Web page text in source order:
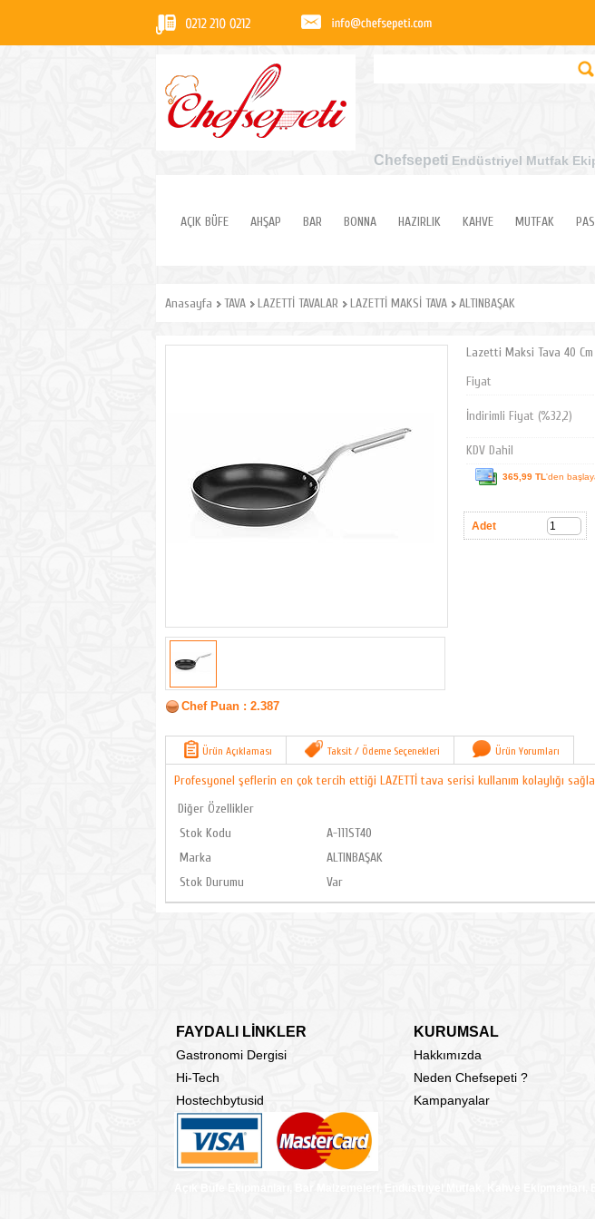
Chefsepeti Endüstriyel Mutfak
AÇIK BÜFE AHŞAP BAR BONNA HAZIRLIK KAHVE MUTFAK
Anasayfa TAVA LAZETTİ TAVALAR LAZETTİ MAKSİ TAVA ALTINBAŞAK
Chef Puan : 2.387
Lazetti Maksi Tava 40 Cm
Fiyat
İndirimli Fiyat (%32,2)
KDV Dahil
365,99 TL'den
Adet
Ürün Açıklaması Taksit / Ödeme Seçenekleri Ürün Yorumları
Profesyonel şeflerin en çok tercih ettiği LAZETTİ tava serisi kullanım kolaylığı
Diğer Özellikler
Stok Kodu
A-111ST40
Marka
ALTINBAŞAK
Stok Durumu
Var
FAYDALI LİNKLER KURUMSAL
Gastronomi Dergisi Hakkımızda
Hi-Tech
Neden Chefsepeti ?
Hostechbytusid
Kampanyalar